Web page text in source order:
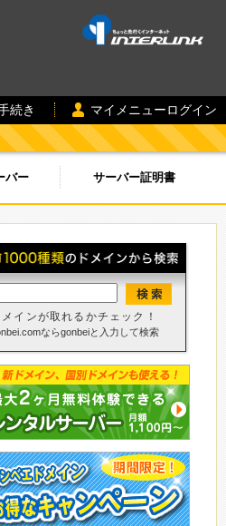
続き マイメニューログイン
バー サーバー証明書
メインが取れるかチェック！
ならgonbeiと入力して検索